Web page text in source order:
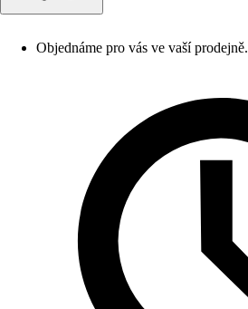
Objednáme pro vás ve vaší prodejně.